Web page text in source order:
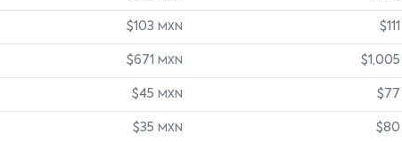
$103 MXN $111
$671 MXN $1,005
$45 MXN $77
$35 MXN $80